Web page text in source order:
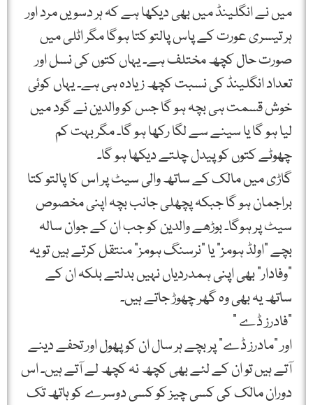
میں نے انگلینڈ میں بھی دیکھا ہے کہ ہر دسويں مرد اور
ہر تیسری عورت کے پاس پالتو کتا ہوگا مگر اٹلی میں
صورت حال کچھ مختلف ہے۔ یہاں کتوں کی نسل اور
تعداد انگلینڈ کی نسبت کچھ زیادہ ہی ہے۔ یہاں کوئی
خوش قسمت ہی بچہ ہو گا جس کو والدین نے گود میں
لیا ہو گا یا سینے سے لگا رکھا ہو گا۔ مگر بہت کم
چھوٹے کتوں کو پیدل چلتے دیکھا ہو گا۔
گاڑی میں مالک کے ساتھ والی سیٹ پر اس کا پالتو کتا
براجمان ہو گا جبکہ پچھلی جانب بچہ اپنی مخصوص
سیٹ پر ہوگا۔ بوڑھے والدین کو جب ان کے جوان سالہ
بچے "اولڈ ہومز” یا "نرسنگ ہومز” منتقل کرتے ہیں تو یہ
"وفادار” بھی اپنی ہمدردیاں نہیں بدلتے بلکہ ان کے
ساتھ یہ بھی وہ گھر چھوڑ جاتے ہیں۔
"فادرز ڈے ”
اور "مادرز ڈے” پر بچے ہر سال ان کو پھول اور تحفے دینے
آتے ہیں تو ان کے لئے بھی کچھ نہ کچھ لے آتے ہیں۔ اس
دوران مالک کی کسی چیز کو کسی دوسرے کو ہاتھ تک